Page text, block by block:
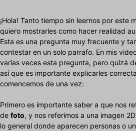
¡Hola! Tanto tiempo sin leernos por este
quiero mostrarles como hacer realidad
Esta es una pregunta muy frecuente y
contestar en un solo parrafo. En mis
varias veces esta pregunta, pero quizá
así que es importante explicarles
comencemos de una vez:
Primero es importante saber a que nos
de foto, y nos referimos a una imagen
lo general donde aparecen personas o